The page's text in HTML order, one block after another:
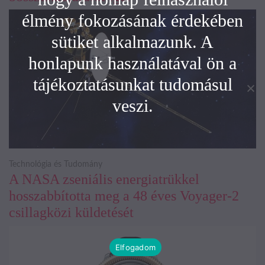
A NASA zseniális energiatrükkel
hosszabbította meg a 48 éves Voyager-2
csillagközi küldetését
Technológia és Tudomány
élmény fokozásának érdekében
sütiket alkalmazunk. A
honlapunk használatával ön a
tájékoztatásunkat tudomásul
veszi.
Elfogadom